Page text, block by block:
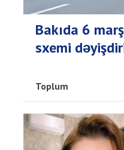
Bakıda 6
sxemi
Toplum